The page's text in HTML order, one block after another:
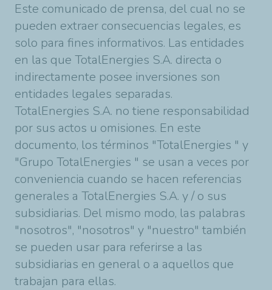
Este comunicado de prensa, del cual no se
pueden extraer consecuencias legales, es
solo para fines informativos. Las entidades
en las que TotalEnergies S.A. directa o
indirectamente posee inversiones son
entidades legales separadas.
TotalEnergies S.A. no tiene responsabilidad
por sus actos u omisiones. En este
documento, los términos "TotalEnergies " y
"Grupo TotalEnergies " se usan a veces por
conveniencia cuando se hacen referencias
generales a TotalEnergies S.A. y / o sus
subsidiarias. Del mismo modo, las palabras
"nosotros", "nosotros" y "nuestro" también
se pueden usar para referirse a las
subsidiarias en general o a aquellos que
trabajan para ellas.